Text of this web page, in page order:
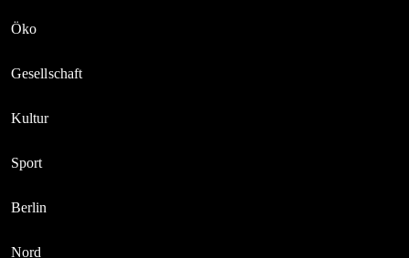
Öko
Gesellschaft
Kultur
Sport
Berlin
Nord